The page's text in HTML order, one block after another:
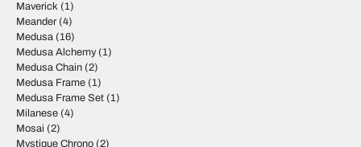
Maverick (1)
Meander (4)
Medusa (16)
Medusa Alchemy(1)
Medusa Chain (2)
Medusa Frame (1)
Medusa Frame Set (1)
Milanese (4)
Mosai (2)
Mystique Chrono (2)